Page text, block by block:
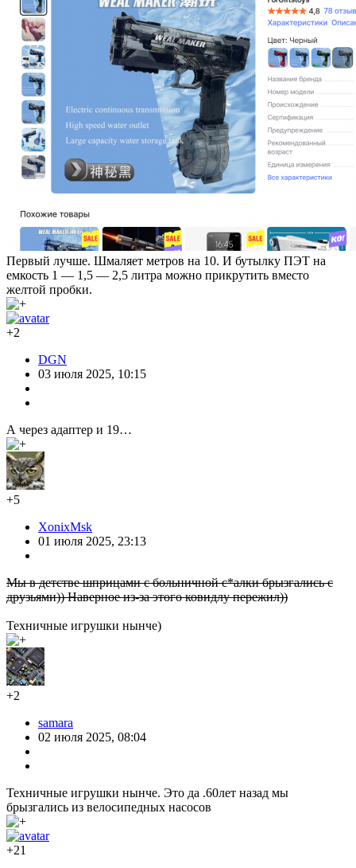
Первый лучше. Шмаляет метров на 10. И бутылку ПЭТ на
емкость 1 — 1,5 — 2,5 литра можно прикрутить вместо
желтой пробки.
+2
DGN
03 июля 2025, 10:15
А через адаптер и 19…
+5
XonixMsk
01 июля 2025, 23:13
Мы в детстве шприцами с больничной с*алки брызгались с
друзьями)) Наверное из-за этого ковидлу пережил))
Техничные игрушки нынче)
+2
samara
02 июля 2025, 08:04
Техничные игрушки нынче. Это да .60лет назад мы
брызгались из велосипедных насосов
+21